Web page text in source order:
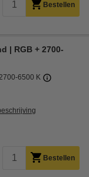
Bestellen
| RGB + 2700-
6500 K
Bestellen